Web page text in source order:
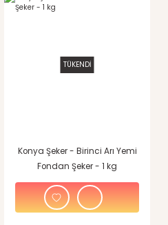
TÜKENDİ
Konya Şeker - Birinci Arı Yemi
Fondan Şeker - 1 kg